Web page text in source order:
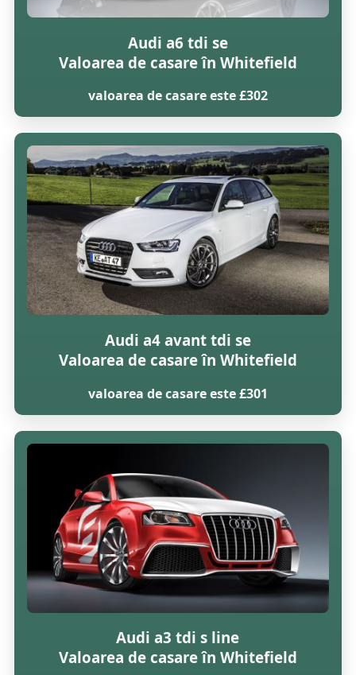
Audi a6 tdi se
Valoarea de casare în Whitefield
valoarea de casare este £302
Audi a4 avant tdi se
Valoarea de casare în Whitefield
valoarea de casare este £301
Audi a3 tdi s line
Valoarea de casare în Whitefield